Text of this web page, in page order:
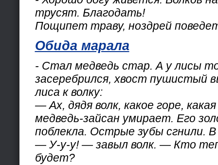
трусят. Благодать!
Пощипет траву, ноздрей
Обида марала
- Стал медведь стар. А у лисы
засеребрился, хвост пушистый
лиса к волку:
— Ах, дядя волк, какое горе,
медведь-зайсан умирает. Его
поблекла. Острые зубы сгнили.
— У-у-у! — завыл волк. — Кто
будет?